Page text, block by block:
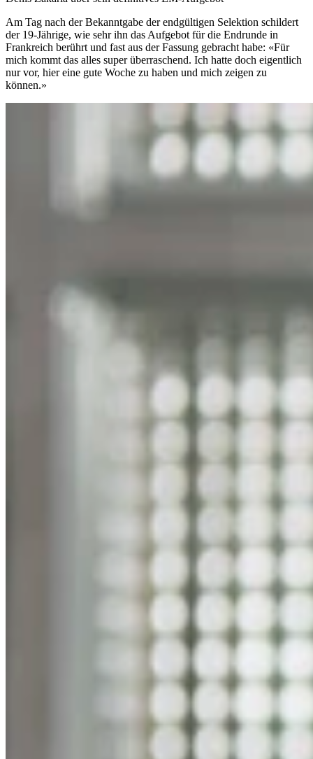
Am Tag nach der Bekanntgabe der endgültigen Selektion schildert
der 19-Jährige, wie sehr ihn das Aufgebot für die Endrunde in
Frankreich berührt und fast aus der Fassung gebracht habe: «Für
mich kommt das alles super überraschend. Ich hatte doch eigentlich
nur vor, hier eine gute Woche zu haben und mich zeigen zu
können.»